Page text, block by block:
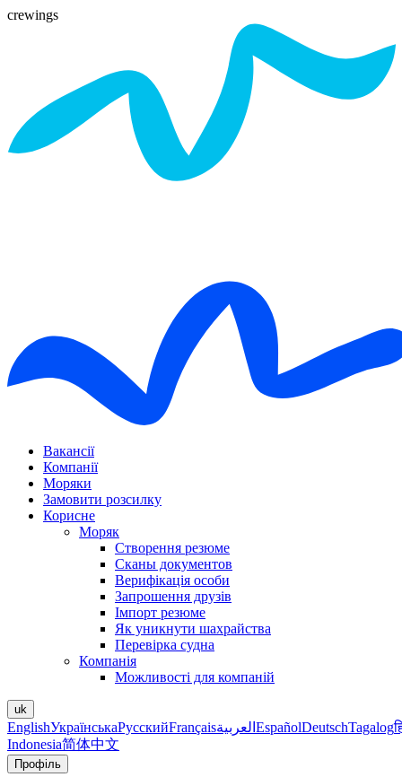
crewings
Вакансії
Компанії
Моряки
Замовити розсилку
Корисне
Моряк
Створення резюме
Сканы документов
Верифікація особи
Запрошення друзів
Імпорт резюме
Як уникнути шахрайства
Перевірка судна
Компанія
Можливості для компаній
uk
EnglishУкраїнськаРусскийFrançaisالعربية EspañolDeutschTagalog
Indonesia简体中文
Профіль